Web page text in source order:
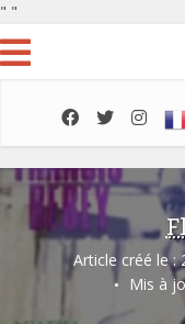
" "
Article créé le :
Mis à